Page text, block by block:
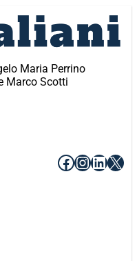
Maria Perrino
Marco Scotti
Facebook
X